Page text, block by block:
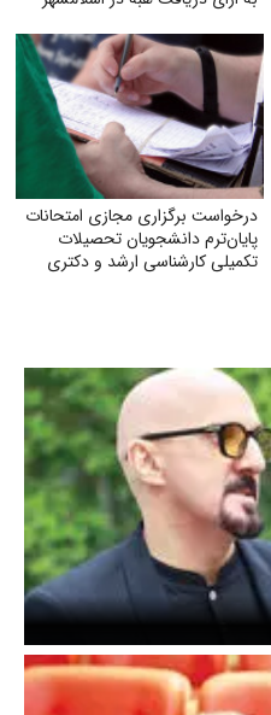
درخواست برگزاری مجازی امتحانات
پایان‌ترم دانشجویان تحصیلات
تکمیلی کارشناسی ارشد و دکتری